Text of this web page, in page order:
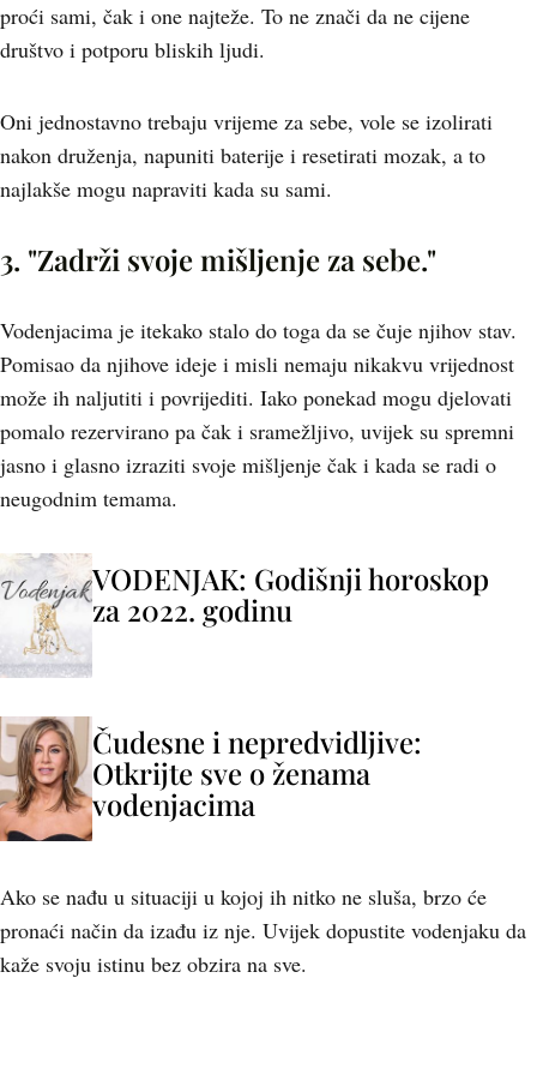
proći sami, čak i one najteže. To ne znači da ne cijene
društvo i potporu bliskih ljudi.
Oni jednostavno trebaju vrijeme za sebe, vole se izolirati
nakon druženja, napuniti baterije i resetirati mozak, a to
najlakše mogu napraviti kada su sami.
3. "Zadrži svoje mišljenje za sebe."
Vodenjacima je itekako stalo do toga da se čuje njihov stav.
Pomisao da njihove ideje i misli nemaju nikakvu vrijednost
može ih naljutiti i povrijediti. Iako ponekad mogu djelovati
pomalo rezervirano pa čak i sramežljivo, uvijek su spremni
jasno i glasno izraziti svoje mišljenje čak i kada se radi o
neugodnim temama.
VODENJAK: Godišnji horoskop
za 2022. godinu
Čudesne i nepredvidljive:
Otkrijte sve o ženama
vodenjacima
Ako se nađu u situaciji u kojoj ih nitko ne sluša, brzo će
pronaći način da izađu iz nje. Uvijek dopustite vodenjaku da
kaže svoju istinu bez obzira na sve.